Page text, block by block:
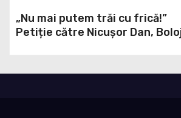
„Nu mai putem trăi cu frică!”
Petiție către Nicușor Dan,